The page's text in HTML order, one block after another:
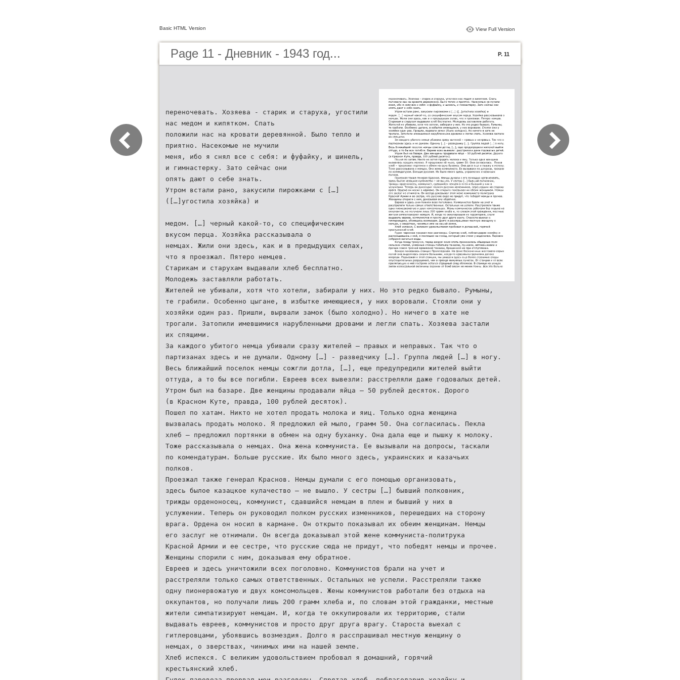
Basic HTML Version View Full Version
Page 11 - Дневник - 1943 год... P. 11
переночевать. Хозяева - старик и старуха, угостили
нас медом и кипятком. Спать
положили нас на кровати деревянной. Было тепло и
приятно. Насекомые не мучили
меня, ибо я снял все с себя: и фуфайку, и шинель,
и гимнастерку. Зато сейчас они
опять дают о себе знать.
Утром встали рано, закусили пирожками с […]
([…]угостила хозяйка) и
медом. […] черный какой-то, со специфическим
вкусом перца. Хозяйка рассказывала о
немцах. Жили они здесь, как и в предыдущих селах,
что я проезжал. Пятеро немцев.
Старикам и старухам выдавали хлеб бесплатно.
Молодежь заставляли работать.
Жителей не убивали, хотя что хотели, забирали у них. Но это редко бывало. Румыны,
те грабили. Особенно цыгане, в избытке имеющиеся, у них воровали. Стояли они у
хозяйки один раз. Пришли, вырвали замок (было холодно). Но ничего в хате не
трогали. Затопили имевшимися нарубленными дровами и легли спать. Хозяева застали
их спящими.
За каждого убитого немца убивали сразу жителей – правых и неправых. Так что о
партизанах здесь и не думали. Одному […] - разведчику […]. Группа людей […] в ногу.
Весь ближайший поселок немцы сожгли дотла, […], еще предупредили жителей выйти
оттуда, а то бы все погибли. Евреев всех вывезли: расстреляли даже годовалых детей.
Утром был на базаре. Две женщины продавали яйца – 50 рублей десяток. Дорого
(в Красном Куте, правда, 100 рублей десяток).
Пошел по хатам. Никто не хотел продать молока и яиц. Только одна женщина
вызвалась продать молоко. Я предложил ей мыло, грамм 50. Она согласилась. Пекла
хлеб – предложил портянки в обмен на одну буханку. Она дала еще и пышку к молоку.
Тоже рассказывала о немцах. Она жена коммуниста. Ее вызывали на допросы, таскали
по комендатурам. Больше русские. Их было много здесь, украинских и казачьих
полков.
Проезжал также генерал Краснов. Немцы думали с его помощью организовать,
здесь былое казацкое кулачество – не вышло. У сестры […] бывший полковник,
трижды орденоносец, коммунист, сдавшийся немцам в плен и бывший у них в
услужении. Теперь он руководил полком русских изменников, перешедших на сторону
врага. Ордена он носил в кармане. Он открыто показывал их обеим женщинам. Немцы
его заслуг не отнимали. Он всегда доказывал этой жене коммуниста-политрука
Красной Армии и ее сестре, что русские сюда не придут, что победят немцы и прочее.
Женщины спорили с ним, доказывая ему обратное.
Евреев и здесь уничтожили всех поголовно. Коммунистов брали на учет и
расстреляли только самых ответственных. Остальных не успели. Расстреляли также
одну пионервожатую и двух комсомольцев. Жены коммунистов работали без отдыха на
оккупантов, но получали лишь 200 грамм хлеба и, по словам этой гражданки, местные
жители симпатизируют немцам. И, когда те оккупировали их территорию, стали
выдавать евреев, коммунистов и просто друг друга врагу. Староста выехал с
гитлеровцами, убоявшись возмездия. Долго я расспрашивал местную женщину о
немцах, о зверствах, чинимых ими на нашей земле.
Хлеб испекся. С великим удовольствием пробовал я домашний, горячий
крестьянский хлеб.